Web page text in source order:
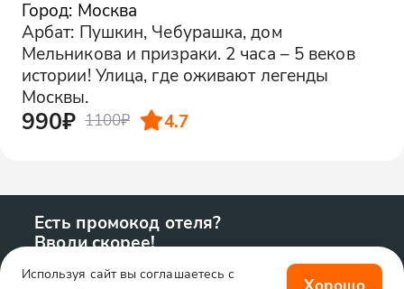
Город: Москва
Арбат: Пушкин, Чебурашка, дом
Мельникова и призраки. 2 часа – 5 веков
истории! Улица, где оживают легенды
Москвы.
990₽ 1100₽ 4.7
Есть промокод отеля?
Вводи скорее!
Используя сайт вы соглашаетесь с